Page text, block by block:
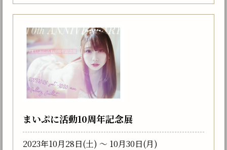
まいぷに活動10周年記念展
2023年10月28日(土) 〜 10月30日(月)